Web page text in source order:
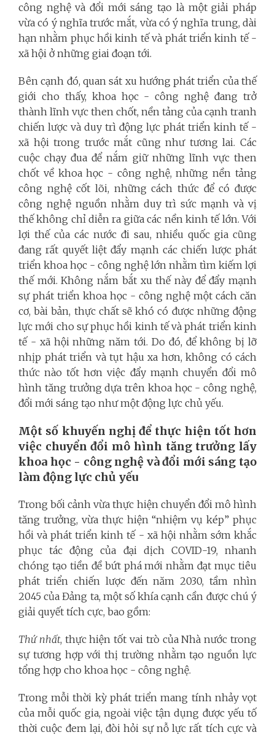
công nghệ và đổi mới sáng tạo là một giải pháp
vừa có ý nghĩa trước mắt, vừa có ý nghĩa trung, dài
hạn nhằm phục hồi kinh tế và phát triển kinh tế -
xã hội ở những giai đoạn tới.
Bên cạnh đó, quan sát xu hướng phát triển của thế
giới cho thấy, khoa học - công nghệ đang trở
thành lĩnh vực then chốt, nền tảng của cạnh tranh
chiến lược và duy trì động lực phát triển kinh tế -
xã hội trong trước mắt cũng như tương lai. Các
cuộc chạy đua để nắm giữ những lĩnh vực then
chốt về khoa học - công nghệ, những nền tảng
công nghệ cốt lõi, những cách thức để có được
công nghệ nguồn nhằm duy trì sức mạnh và vị
thế không chỉ diễn ra giữa các nền kinh tế lớn. Với
lợi thế của các nước đi sau, nhiều quốc gia cũng
đang rất quyết liệt đẩy mạnh các chiến lược phát
triển khoa học - công nghệ lớn nhằm tìm kiếm lợi
thế mới. Không nắm bắt xu thế này để đẩy mạnh
sự phát triển khoa học - công nghệ một cách căn
cơ, bài bản, thực chất sẽ khó có được những động
lực mới cho sự phục hồi kinh tế và phát triển kinh
tế - xã hội những năm tới. Do đó, để không bị lỡ
nhịp phát triển và tụt hậu xa hơn, không có cách
thức nào tốt hơn việc đẩy mạnh chuyển đổi mô
hình tăng trưởng dựa trên khoa học - công nghệ,
đổi mới sáng tạo như một động lực chủ yếu.
Một số khuyến nghị để thực hiện tốt hơn
việc chuyển đổi mô hình tăng trưởng lấy
khoa học - công nghệ và đổi mới sáng tạo
làm động lực chủ yếu
Trong bối cảnh vừa thực hiện chuyển đổi mô hình
tăng trưởng, vừa thực hiện “nhiệm vụ kép” phục
hồi và phát triển kinh tế - xã hội nhằm sớm khắc
phục tác động của đại dịch COVID-19, nhanh
chóng tạo tiền đề bứt phá mới nhằm đạt mục tiêu
phát triển chiến lược đến năm 2030, tầm nhìn
2045 của Đảng ta, một số khía cạnh cần được chú ý
giải quyết tích cực, bao gồm:
Thứ nhất, thực hiện tốt vai trò của Nhà nước trong
sự tương hợp với thị trường nhằm tạo nguồn lực
tổng hợp cho khoa học - công nghệ.
Trong mỗi thời kỳ phát triển mang tính nhảy vọt
của mỗi quốc gia, ngoài việc tận dụng được yếu tố
thời cuộc đem lại, đòi hỏi sự nỗ lực rất tích cực và